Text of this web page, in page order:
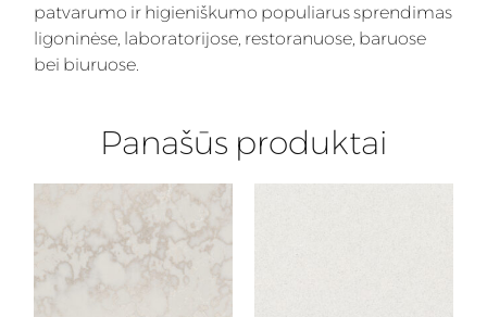
patvarumo ir higieniškumo populiarus sprendimas
ligoninėse, laboratorijose, restoranuose, baruose
bei biuruose.
Panašūs produktai